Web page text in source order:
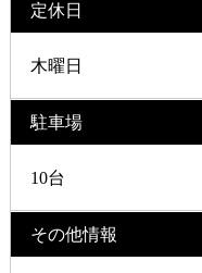
定休日
木曜日
駐車場
10台
その他情報